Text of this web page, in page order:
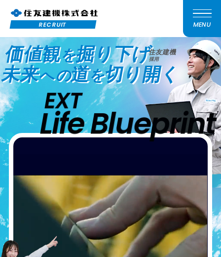
RECRUIT MENU
価値観を掘り下げ
未来への道を切り開く
住友建機
採用
EXT
Life Blueprint